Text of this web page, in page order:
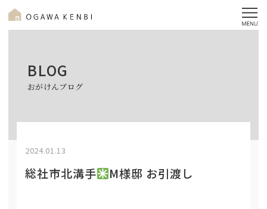
BLOG
おがけんブログ
2024.01.13
総社市北溝手 M様邸 お引渡し